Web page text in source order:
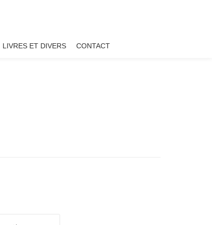
LIVRES ET DIVERS CONTACT